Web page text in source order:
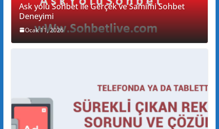
Ask yolu Sohbet ile Gerçek ve Samimi Sohbet
Deneyimi
Ocak 11, 2026